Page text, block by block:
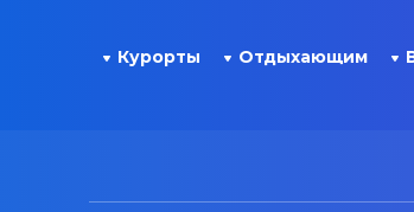
Курорты Отдыхающим